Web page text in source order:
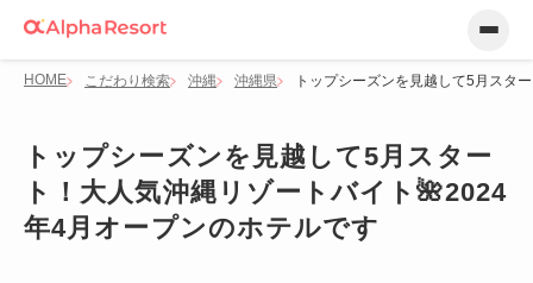
HOME こだわり検索 沖縄 沖縄県 トップシーズンを見越して5月スタ
トップシーズンを見越して5月スター
ト！大人気沖縄リゾートバイト🌺2024
年4月オープンのホテルです